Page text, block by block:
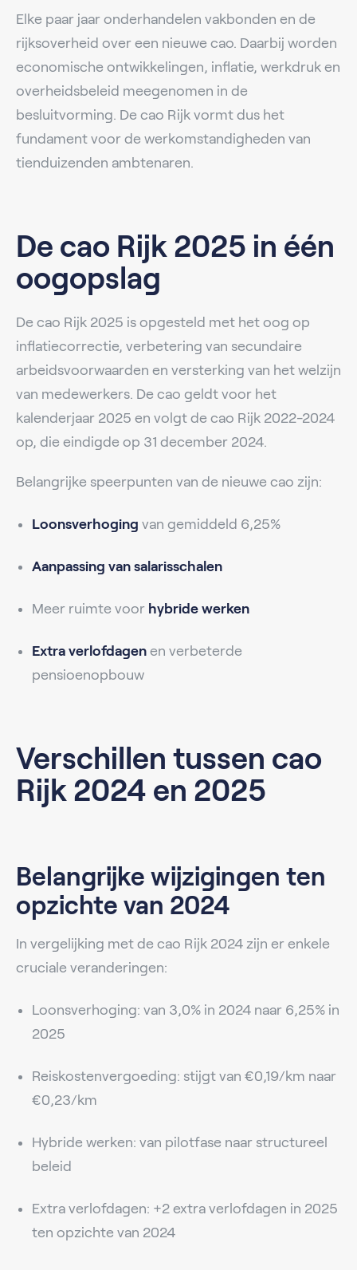
Elke paar jaar onderhandelen vakbonden en de
rijksoverheid over een nieuwe cao. Daarbij worden
economische ontwikkelingen, inflatie, werkdruk en
overheidsbeleid meegenomen in de
besluitvorming. De cao Rijk vormt dus het
fundament voor de werkomstandigheden van
tienduizenden ambtenaren.
De cao Rijk 2025 in één
oogopslag
De cao Rijk 2025 is opgesteld met het oog op
inflatiecorrectie, verbetering van secundaire
arbeidsvoorwaarden en versterking van het welzijn
van medewerkers. De cao geldt voor het
kalenderjaar 2025 en volgt de cao Rijk 2022-2024
op, die eindigde op 31 december 2024.
Belangrijke speerpunten van de nieuwe cao zijn:
Loonsverhoging van gemiddeld 6,25%
Aanpassing van salarisschalen
Meer ruimte voor hybride werken
Extra verlofdagen en verbeterde
pensioenopbouw
Verschillen tussen cao
Rijk 2024 en 2025
Belangrijke wijzigingen ten
opzichte van 2024
In vergelijking met de cao Rijk 2024 zijn er enkele
cruciale veranderingen:
Loonsverhoging: van 3,0% in 2024 naar 6,25% in
2025
Reiskostenvergoeding: stijgt van €0,19/km naar
€0,23/km
Hybride werken: van pilotfase naar structureel
beleid
Extra verlofdagen: +2 extra verlofdagen in 2025
ten opzichte van 2024